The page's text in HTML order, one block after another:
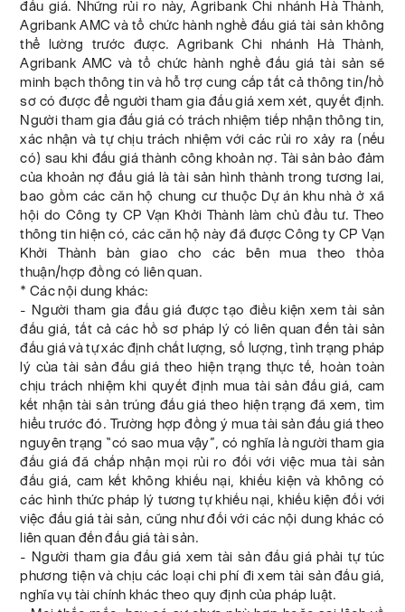
đấu giá. Những rủi ro này, Agribank Chi nhánh Hà Thành,
Agribank AMC và tổ chức hành nghề đấu giá tài sản không
thể lường trước được. Agribank Chi nhánh Hà Thành,
Agribank AMC và tổ chức hành nghề đấu giá tài sản sẽ
minh bạch thông tin và hỗ trợ cung cấp tất cả thông tin/hồ
sơ có được để người tham gia đấu giá xem xét, quyết định.
Người tham gia đấu giá có trách nhiệm tiếp nhận thông tin,
xác nhận và tự chịu trách nhiệm với các rủi ro xảy ra (nếu
có) sau khi đấu giá thành công khoản nợ. Tài sản bảo đảm
của khoản nợ đấu giá là tài sản hình thành trong tương lai,
bao gồm các căn hộ chung cư thuộc Dự án khu nhà ở xã
hội do Công ty CP Vạn Khởi Thành làm chủ đầu tư. Theo
thông tin hiện có, các căn hộ này đã được Công ty CP Vạn
Khởi Thành bàn giao cho các bên mua theo thỏa
thuận/hợp đồng có liên quan.
* Các nội dung khác:
- Người tham gia đấu giá được tạo điều kiện xem tài sản
đấu giá, tất cả các hồ sơ pháp lý có liên quan đến tài sản
đấu giá và tự xác định chất lượng, số lượng, tình trạng pháp
lý của tài sản đấu giá theo hiện trạng thực tế, hoàn toàn
chịu trách nhiệm khi quyết định mua tài sản đấu giá, cam
kết nhận tài sản trúng đấu giá theo hiện trạng đã xem, tìm
hiểu trước đó. Trường hợp đồng ý mua tài sản đấu giá theo
nguyên trạng “có sao mua vậy”, có nghĩa là người tham gia
đấu giá đã chấp nhận mọi rủi ro đối với việc mua tài sản
đấu giá, cam kết không khiếu nại, khiếu kiện và không có
các hình thức pháp lý tương tự khiếu nại, khiếu kiện đối với
việc đấu giá tài sản, cũng như đối với các nội dung khác có
liên quan đến đấu giá tài sản.
- Người tham gia đấu giá xem tài sản đấu giá phải tự túc
phương tiện và chịu các loại chi phí đi xem tài sản đấu giá,
nghĩa vụ tài chính khác theo quy định của pháp luật.